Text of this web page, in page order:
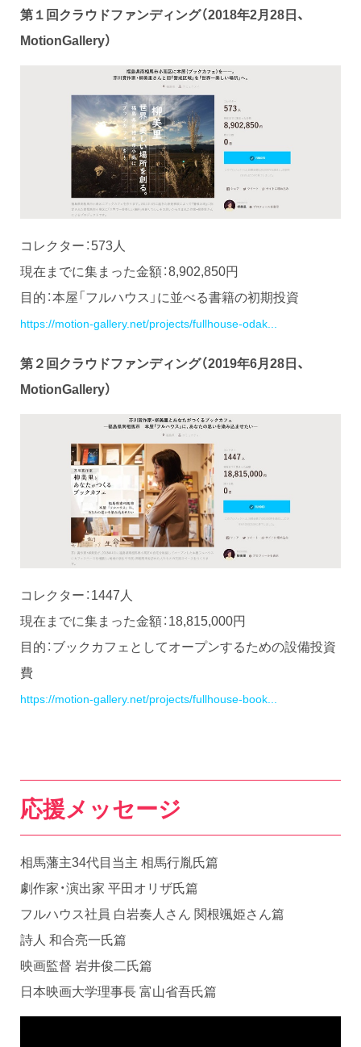
第１回クラウドファンディング（2018年2月28日、
MotionGallery）
コレクター：573人
現在までに集まった金額：8,902,850円
目的：本屋「フルハウス」に並べる書籍の初期投資
https://motion-gallery.net/projects/fullhouse-odak...
第２回クラウドファンディング（2019年6月28日、
MotionGallery）
コレクター：1447人
現在までに集まった金額：18,815,000円
目的：ブックカフェとしてオープンするための設備投資
費
https://motion-gallery.net/projects/fullhouse-book...
応援メッセージ
相馬藩主34代目当主 相馬行胤氏篇
劇作家・演出家 平田オリザ氏篇
フルハウス社員 白岩奏人さん 関根颯姫さん篇
詩人 和合亮一氏篇
映画監督 岩井俊二氏篇
日本映画大学理事長 富山省吾氏篇